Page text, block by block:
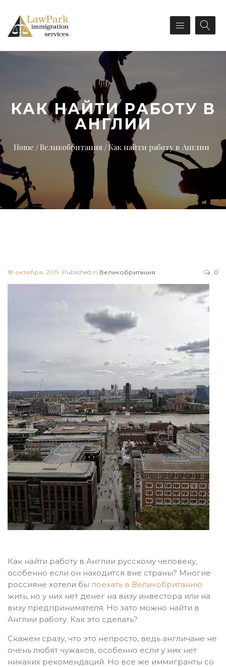
КАК НАЙТИ РАБОТУ В
АНГЛИИ
Home Великобритания Как найти работу в Англии
18 октября, 2019 Published in Великобритания 0
Как найти работу в Англии русскому человеку,
особенно если он находится вне страны? Многие
россияне хотели бы поехать в Великобританию
жить, но у них нет денег на визу инвестора или на
визу предпринимателя. Но зато можно найти в
Англии работу. Как это сделать?
Скажем сразу, что это непросто, ведь англичане не
очень любят чужаков, особенно если у них нет
никаких рекомендаций. Но все же иммигранты со